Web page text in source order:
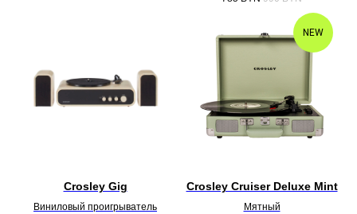
Crosley Gig
Виниловый проигрыватель
NEW
Crosley Cruiser Deluxe Mint
Мятный